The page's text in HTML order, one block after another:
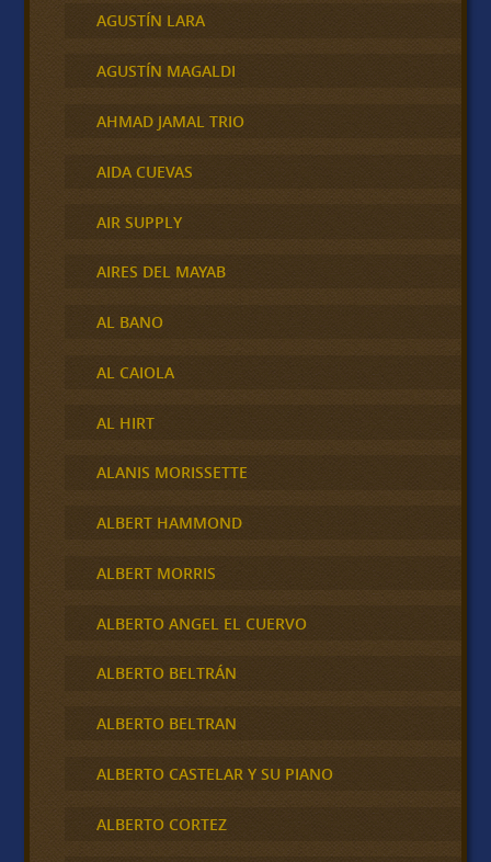
AGUSTÍN LARA
AGUSTÍN MAGALDI
AHMAD JAMAL TRIO
AIDA CUEVAS
AIR SUPPLY
AIRES DEL MAYAB
AL BANO
AL CAIOLA
AL HIRT
ALANIS MORISSETTE
ALBERT HAMMOND
ALBERT MORRIS
ALBERTO ANGEL EL CUERVO
ALBERTO BELTRÁN
ALBERTO BELTRAN
ALBERTO CASTELAR Y SU PIANO
ALBERTO CORTEZ